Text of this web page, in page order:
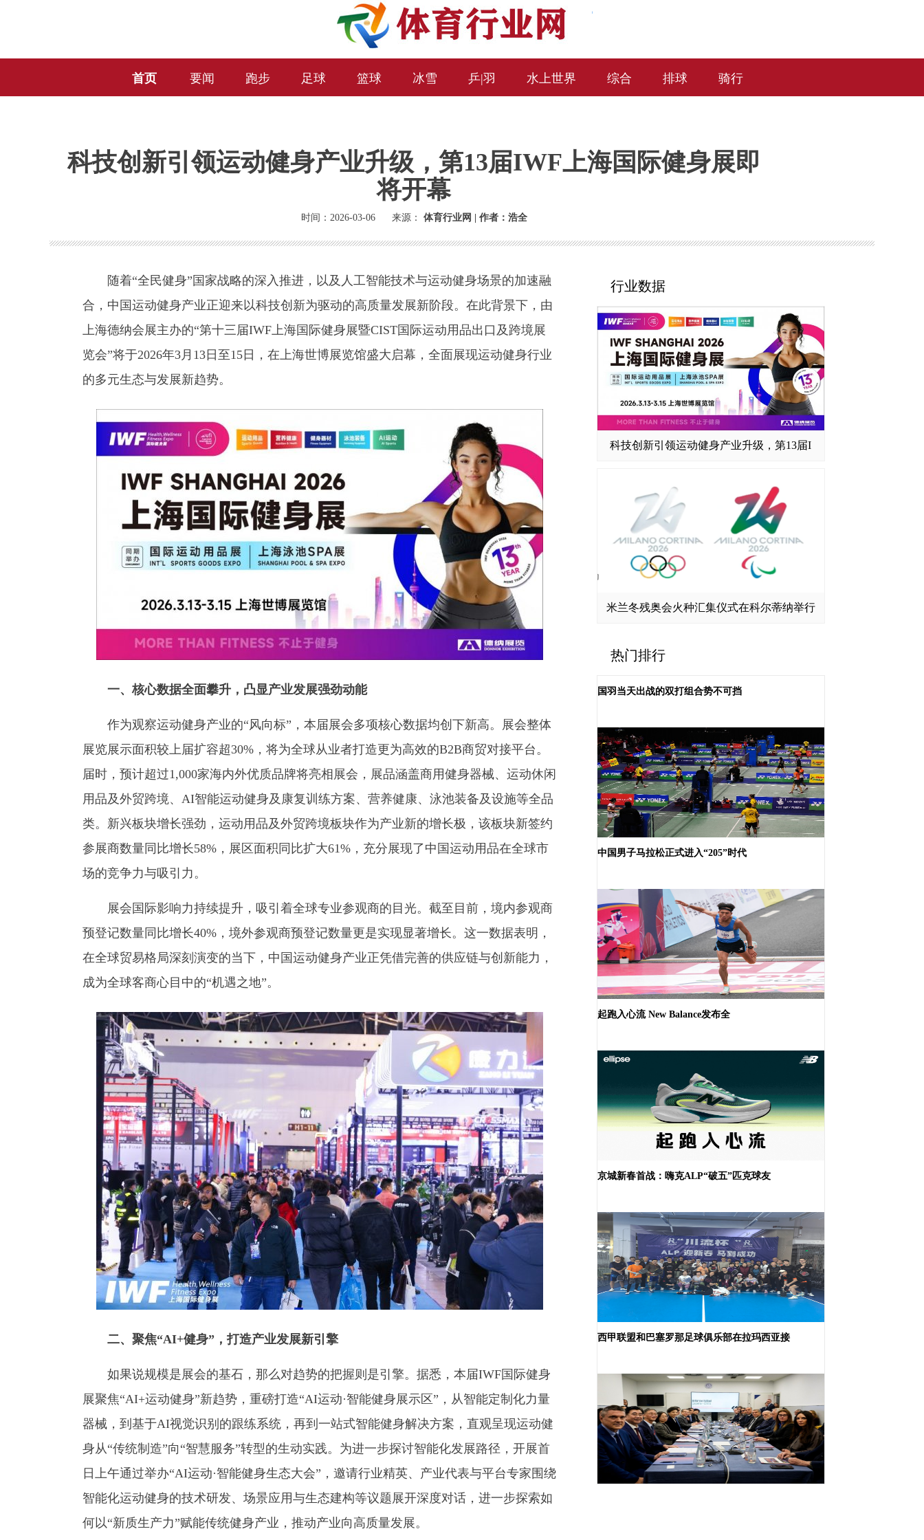
首页 要闻 跑步 足球 篮球 冰雪 乒|羽 水上世界 综合 排球 骑行
科技创新引领运动健身产业升级，第13届IWF上海国际健身展即
将开幕
时间：2026-03-06 来源： 体育行业网 | 作者：浩全
随着“全民健身”国家战略的深入推进，以及人工智能技术与运动健身场景的加速融
合，中国运动健身产业正迎来以科技创新为驱动的高质量发展新阶段。在此背景下，由
上海德纳会展主办的“第十三届IWF上海国际健身展暨CIST国际运动用品出口及跨境展
览会”将于2026年3月13日至15日，在上海世博展览馆盛大启幕，全面展现运动健身行业
的多元生态与发展新趋势。
一、核心数据全面攀升，凸显产业发展强劲动能
作为观察运动健身产业的“风向标”，本届展会多项核心数据均创下新高。展会整体
展览展示面积较上届扩容超30%，将为全球从业者打造更为高效的B2B商贸对接平台。
届时，预计超过1,000家海内外优质品牌将亮相展会，展品涵盖商用健身器械、运动休闲
用品及外贸跨境、AI智能运动健身及康复训练方案、营养健康、泳池装备及设施等全品
类。新兴板块增长强劲，运动用品及外贸跨境板块作为产业新的增长极，该板块新签约
参展商数量同比增长58%，展区面积同比扩大61%，充分展现了中国运动用品在全球市
场的竞争力与吸引力。
展会国际影响力持续提升，吸引着全球专业参观商的目光。截至目前，境内参观商
预登记数量同比增长40%，境外参观商预登记数量更是实现显著增长。这一数据表明，
在全球贸易格局深刻演变的当下，中国运动健身产业正凭借完善的供应链与创新能力，
成为全球客商心目中的“机遇之地”。
二、聚焦“AI+健身”，打造产业发展新引擎
如果说规模是展会的基石，那么对趋势的把握则是引擎。据悉，本届IWF国际健身
展聚焦“AI+运动健身”新趋势，重磅打造“AI运动·智能健身展示区”，从智能定制化力量
器械，到基于AI视觉识别的跟练系统，再到一站式智能健身解决方案，直观呈现运动健
身从“传统制造”向“智慧服务”转型的生动实践。为进一步探讨智能化发展路径，开展首
日上午通过举办“AI运动·智能健身生态大会”，邀请行业精英、产业代表与平台专家围绕
智能化运动健身的技术研发、场景应用与生态建构等议题展开深度对话，进一步探索如
何以“新质生产力”赋能传统健身产业，推动产业向高质量发展。
行业数据
科技创新引领运动健身产业升级，第13届I
米兰冬残奥会火种汇集仪式在科尔蒂纳举行
热门排行
国羽当天出战的双打组合势不可挡
中国男子马拉松正式进入“205”时代
起跑入心流 New Balance发布全
京城新春首战：嗨克ALP“破五”匹克球友
西甲联盟和巴塞罗那足球俱乐部在拉玛西亚接